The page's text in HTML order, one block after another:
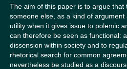
The aim of this paper is to argue that
someone else, as a kind of
utility when it gives issue to polemic
can therefore be seen as functional:
dissension within society and to
rhetorical search for common
nevertheless be studied as a